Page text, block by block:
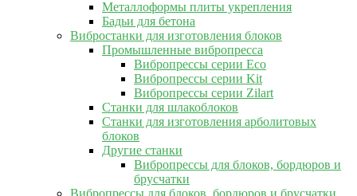
Металлоформы плиты укрепления
Бадьи для бетона
Вибростанки для изготовления блоков
Промышленные вибропресса
Вибропрессы серии Eco
Вибропрессы серии Kit
Вибропрессы серии Zilart
Станки для шлакоблоков
Станки для изготовления арболитовых
блоков
Другие станки
Вибропрессы для блоков, бордюров и
брусчатки
Вибропрессы для блоков, бордюров и брусчатки